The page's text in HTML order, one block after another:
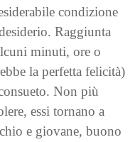
condizione
Raggiunta
minuti, ore o
la perfetta felicità)
Non più
essi tornano a
e giovane, buono